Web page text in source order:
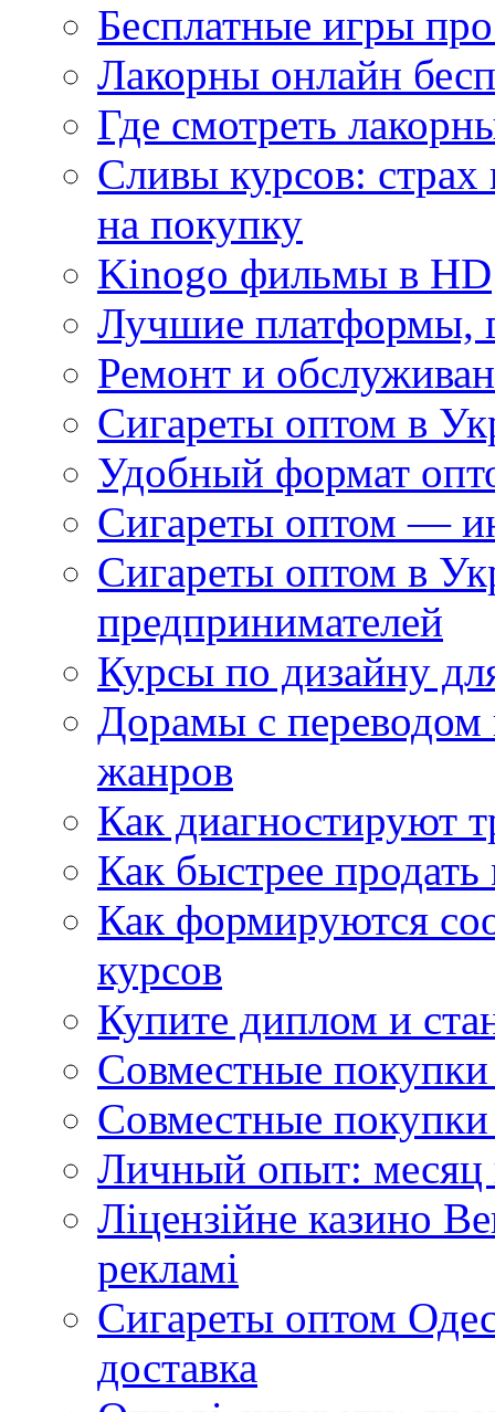
Бесплатные игры
Лакорны онлайн
Где смотреть
Сливы курсов:
на покупку
Kinogo фильмы в HD
Лучшие платформы,
Ремонт и
Сигареты оптом в
Удобный формат
Сигареты оптом —
Сигареты оптом в
предпринимателей
Курсы по дизайну
Дорамы с переводом
жанров
Как диагностируют
Как быстрее
Как формируются
курсов
Купите диплом и
Совместные
Совместные покупки
Личный опыт: месяц
Ліцензійне казино
рекламі
Сигареты оптом
доставка